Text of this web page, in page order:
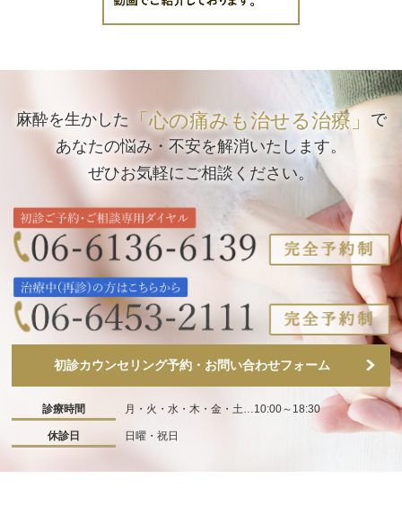
麻酔を生かした 「心の痛みも治せる治療」
で
あなたの悩み・不安を解消いたします。
ぜひお気軽にご相談ください。
初診カウンセリング予約・お問い合わせフォーム
診療時間 月・火・水・木・金・土…10:00～18:30
休診日 日曜・祝日